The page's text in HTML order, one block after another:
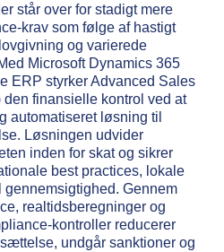
står over for stadigt mere
krav som følge af hastigt
og varierede
Microsoft Dynamics 365
ERP styrker Advanced Sales
finansielle kontrol ved at
automatiseret løsning til
Løsningen udvider
inden for skat og sikrer
best practices, lokale
gennemsigtighed. Gennem
realtidsberegninger og
kontroller reducerer
undgår sanktioner og